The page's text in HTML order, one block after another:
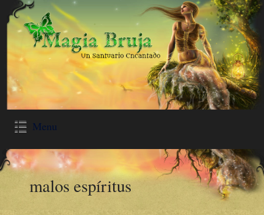
Menu
malos espíritus